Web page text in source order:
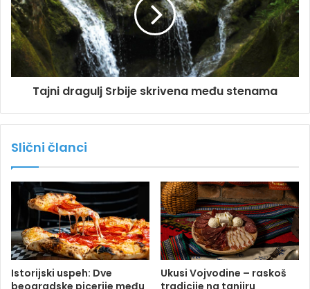
Tajni dragulj Srbije skrivena među stenama
Slični članci
Istorijski uspeh: Dve
beogradske picerije među
Ukusi Vojvodine – raskoš
tradicije na tanjiru